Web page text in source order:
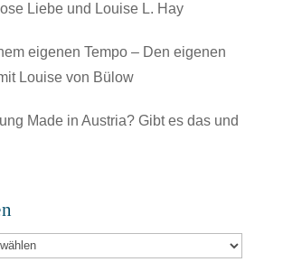
Liebe und Louise L. Hay
eigenen Tempo – Den eigenen
Louise von Bülow
Made in Austria? Gibt es das und